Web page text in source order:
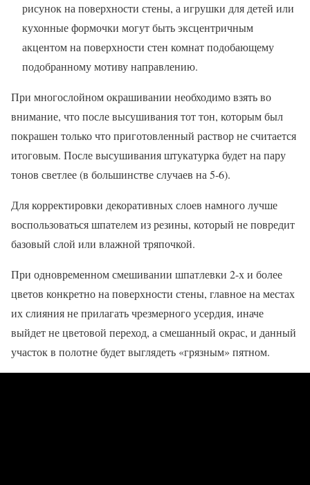
рисунок на поверхности стены, а игрушки для детей или
кухонные формочки могут быть эксцентричным
акцентом на поверхности стен комнат подобающему
подобранному мотиву направлению.
При многослойном окрашивании необходимо взять во
внимание, что после высушивания тот тон, которым был
покрашен только что приготовленный раствор не считается
итоговым. После высушивания штукатурка будет на пару
тонов светлее (в большинстве случаев на 5-6).
Для корректировки декоративных слоев намного лучше
воспользоваться шпателем из резины, который не повредит
базовый слой или влажной тряпочкой.
При одновременном смешивании шпатлевки 2-х и более
цветов конкретно на поверхности стены, главное на местах
их слияния не прилагать чрезмерного усердия, иначе
выйдет не цветовой переход, а смешанный окрас, и данный
участок в полотне будет выглядеть «грязным» пятном.